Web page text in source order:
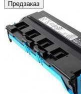
Предзаказ